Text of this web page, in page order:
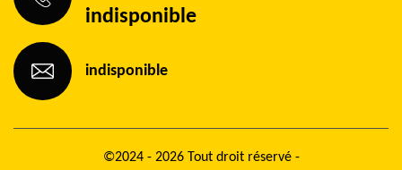
indisponible
indisponible
©2024 - 2026 Tout droit réservé -